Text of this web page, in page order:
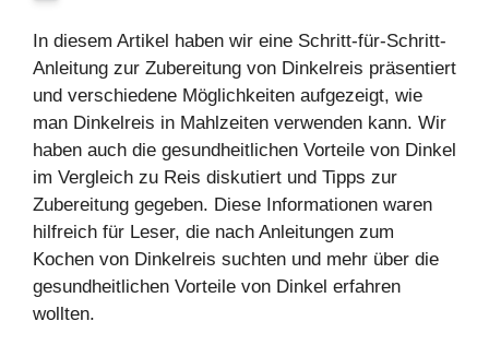
In diesem Artikel haben wir eine Schritt-für-Schritt-
Anleitung zur Zubereitung von Dinkelreis präsentiert
und verschiedene Möglichkeiten aufgezeigt, wie
man Dinkelreis in Mahlzeiten verwenden kann. Wir
haben auch die gesundheitlichen Vorteile von Dinkel
im Vergleich zu Reis diskutiert und Tipps zur
Zubereitung gegeben. Diese Informationen waren
hilfreich für Leser, die nach Anleitungen zum
Kochen von Dinkelreis suchten und mehr über die
gesundheitlichen Vorteile von Dinkel erfahren
wollten.